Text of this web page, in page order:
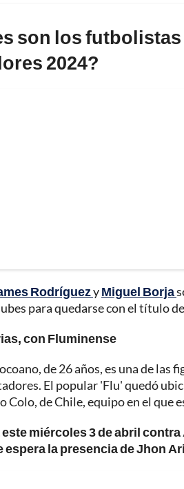
son los
2024?
RodríguezyMiguel Borja
para quedarse con el título
con Fluminense
de 26 años, es una de las
El popular 'Flu' quedó
Colo, de Chile, equipo en el que
miércoles 3 de abril
espera la presencia de Jhon